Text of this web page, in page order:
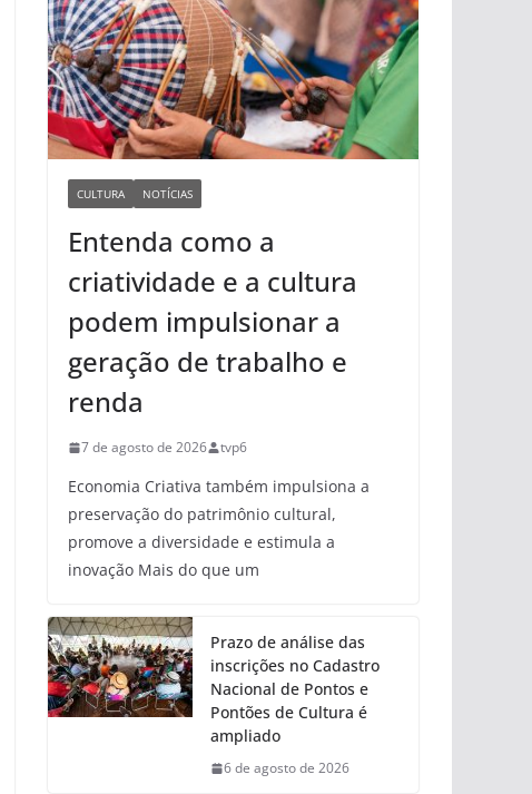
CULTURA NOTÍCIAS
Entenda como a
criatividade e a cultura
podem impulsionar a
geração de trabalho e
renda
7 de agosto de 2026 tvp6
Economia Criativa também impulsiona a
preservação do patrimônio cultural,
promove a diversidade e estimula a
inovação Mais do que um
Prazo de análise das
inscrições no Cadastro
Nacional de Pontos e
Pontões de Cultura é
ampliado
6 de agosto de 2026